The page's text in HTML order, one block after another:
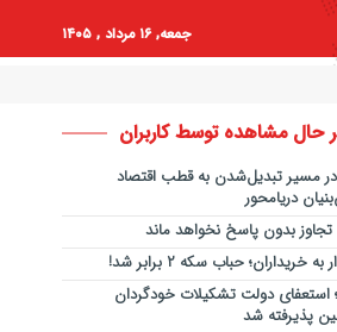
جمعه, ۱۶ مرداد , ۱۴۰۵
حال مشاهده توسط کاربران
مسیر تبدیل‌شدن به قطب اقتصاد
دریامحور
تجاوز بدون پاسخ نخواهد ماند
خریداران؛ حباب سکه ۲ برابر شد!
استعفای دولت تشکیلات خودگردان
پذیرفته شد